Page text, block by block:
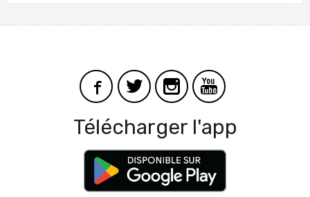
Télécharger l'app